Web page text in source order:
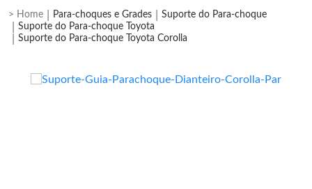
Para-choques e Grades
Suporte do Para-choque
Suporte do Para-choque Toyota
Suporte do Para-choque Toyota Corolla